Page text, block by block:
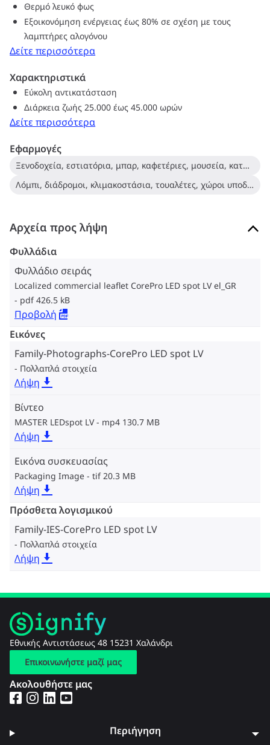
Θερμό λευκό φως
Εξοικονόμηση ενέργειας έως 80% σε σχέση με τους
λαμπτήρες αλογόνου
Δείτε περισσότερα
Χαρακτηριστικά
Εύκολη αντικατάσταση
Διάρκεια ζωής 25.000 έως 45.000 ωρών
Δείτε περισσότερα
Εφαρμογές
Ξενοδοχεία, εστιατόρια, μπαρ, καφετέριες, μουσεία, καταστήματα
Λόμπι, διάδρομοι, κλιμακοστάσια, τουαλέτες, χώροι υποδοχής, εκθέσεις, προθήκες
Αρχεία προς λήψη
Φυλλάδια
Φυλλάδιο σειράς
Localized commercial leaflet CorePro LED spot LV el_GR
pdf 426.5 kB
Προβολή
Εικόνες
Family-Photographs-CorePro LED spot LV
Πολλαπλά στοιχεία
Λήψη
Βίντεο
MASTER LEDspot LV mp4 130.7 MB
Λήψη
Εικόνα συσκευασίας
Packaging Image tif 20.3 MB
Λήψη
Πρόσθετα λογισμικού
Family-IES-CorePro LED spot LV
Πολλαπλά στοιχεία
Λήψη
Εθνικής Αντιστάσεως 48 15231 Χαλάνδρι
Επικοινωνήστε μαζί μας
Ακολουθήστε μας
Περιήγηση